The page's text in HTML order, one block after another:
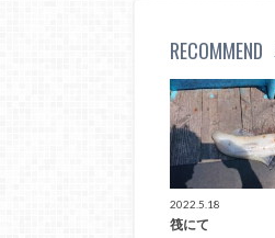
RECOMMEND
2022.5.18
筏にて